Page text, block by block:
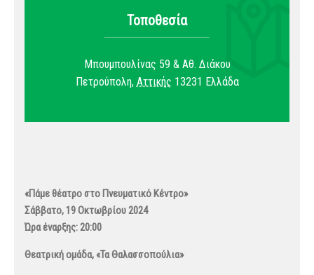
Τοποθεσία
Μπουμπουλίνας 59 & Αθ. Διάκου
Πετρούπολη, Αττικής 13231 Ελλάδα
«Πάμε θέατρο στο Πνευματικό Κέντρο»
Σάββατο, 19 Οκτωβρίου 2024
Ώρα έναρξης: 20:00
Θεατρική ομάδα, «Τα Θαλασσοπούλια»